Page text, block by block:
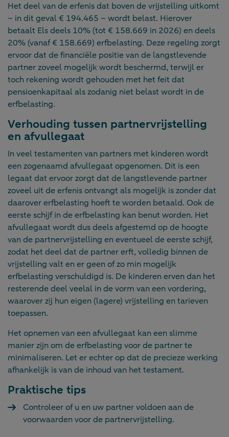
Het deel van de erfenis dat boven de vrijstelling uitkomt
– in dit geval € 194.465 – wordt belast. Hierover
betaalt Els deels 10% (tot € 158.669 in 2026) en deels
20% (vanaf € 158.669) erfbelasting. Deze regeling zorgt
ervoor dat de financiële positie van de langstlevende
partner zoveel mogelijk wordt beschermd, terwijl er
toch rekening wordt gehouden met het feit dat
pensioenkapitaal als zodanig niet belast wordt in de
erfbelasting.
Verhouding tussen partnervrijstelling
en afvullegaat
In veel testamenten van partners met kinderen wordt
een zogenaamd afvullegaat opgenomen. Dit is een
legaat dat ervoor zorgt dat de langstlevende partner
zoveel uit de erfenis ontvangt als mogelijk is zonder dat
daarover erfbelasting hoeft te worden betaald. Ook de
eerste schijf in de erfbelasting kan benut worden. Het
afvullegaat wordt dus deels afgestemd op de hoogte
van de partnervrijstelling en eventueel de eerste schijf,
zodat het deel dat de partner erft, volledig binnen de
vrijstelling valt en er geen of zo min mogelijk
erfbelasting verschuldigd is. De kinderen erven dan het
resterende deel veelal in de vorm van een vordering,
waarover zij hun eigen (lagere) vrijstelling en tarieven
toepassen.
Het opnemen van een afvullegaat kan een slimme
manier zijn om de erfbelasting voor de partner te
minimaliseren. Let er echter op dat de precieze werking
afhankelijk is van de inhoud van het testament.
Praktische tips
Controleer of u en uw partner voldoen aan de
voorwaarden voor de partnervrijstelling.